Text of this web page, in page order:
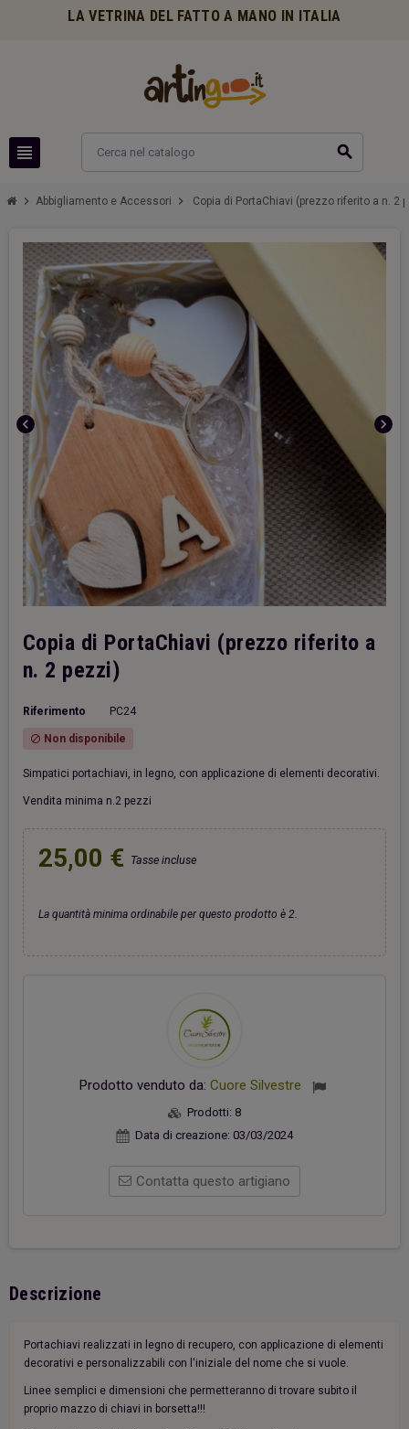
LA VETRINA DEL FATTO A MANO IN ITALIA
view_headline search
chevron_right Abbigliamento e Accessori chevron_right Copia di PortaChiavi (prezzo riferito a n. 2
chevron_left chevron_right
Copia di PortaChiavi (prezzo riferito a
n. 2 pezzi)
Riferimento PC24
block Non disponibile
Simpatici portachiavi, in legno, con applicazione di elementi decorativi.
Vendita minima n.2 pezzi
25,00 € Tasse incluse
La quantità minima ordinabile per questo prodotto è 2.
Prodotto venduto da: Cuore Silvestre
Prodotti: 8
Data di creazione: 03/03/2024
Contatta questo artigiano
Descrizione
Portachiavi realizzati in legno di recupero, con applicazione di elementi
decorativi e personalizzabili con l'iniziale del nome che si vuole.
Linee semplici e dimensioni che permetteranno di trovare subito il
proprio mazzo di chiavi in borsetta!!!